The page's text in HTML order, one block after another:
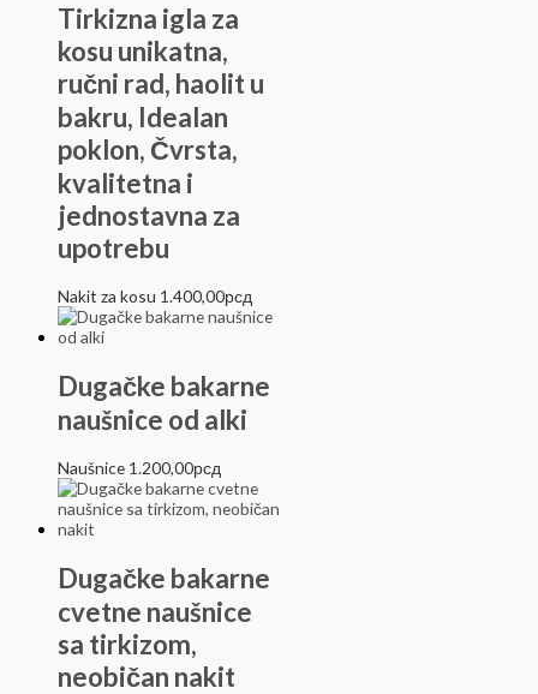
Tirkizna igla za
kosu unikatna,
ručni rad, haolit u
bakru, Idealan
poklon, Čvrsta,
kvalitetna i
jednostavna za
upotrebu
Nakit za kosu 1.400,00рсд
Dugačke bakarne
naušnice od alki
Naušnice 1.200,00рсд
Dugačke bakarne
cvetne naušnice
sa tirkizom,
neobičan nakit